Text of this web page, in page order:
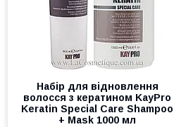
Набір для відновлення
волосся з кератином KayPro
Keratin Special Care Shampoo
+ Mask 1000 мл